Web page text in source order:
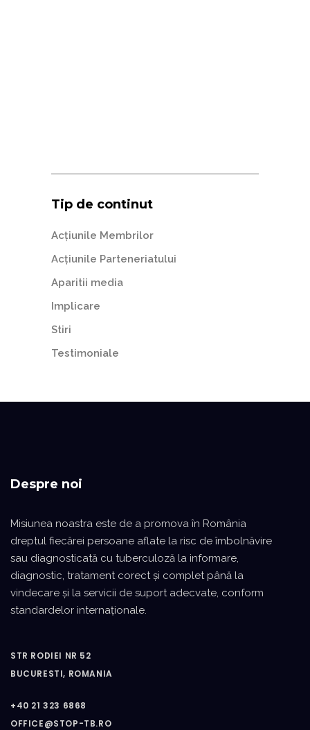
Tip de continut
Acțiunile Membrilor
Acțiunile Parteneriatului
Aparitii media
Implicare
Stiri
Testimoniale
Despre noi
Misiunea noastra este de a promova în România
dreptul fiecărei persoane aflate la risc de îmbolnăvire
sau diagnosticată cu tuberculoză la informare,
diagnostic, tratament corect şi complet până la
vindecare şi la servicii de suport adecvate, conform
standardelor internaţionale.
STR RODIEI NR 52
BUCURESTI, ROMANIA
+40 21 323 6868
OFFICE@STOP-TB.RO